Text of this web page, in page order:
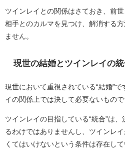
ツインレイとの関係はさておき、前
相手とのカルマを見つけ、解消する
ません。
現世の結婚とツインレイの
現世において重視されている“結婚”
イの関係上では決して必要ないもので
ツインレイの目指している“統合”は
るわけではありませんし、ツインレ
くてはいけないという条件は存在して